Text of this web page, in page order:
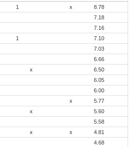
1 x
8.78
7.18
7.16
1
7.10
7.03
6.66
x
6.50
6.05
6.00
x
5.77
x
5.60
5.58
x x
4.81
4.68